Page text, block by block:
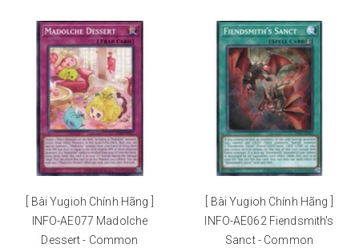
[ Bài Yugioh Chính Hãng ]
INFO-AE077 Madolche
Dessert - Common
[ Bài Yugioh Chính Hãng ]
INFO-AE062 Fiendsmith's
Sanct - Common